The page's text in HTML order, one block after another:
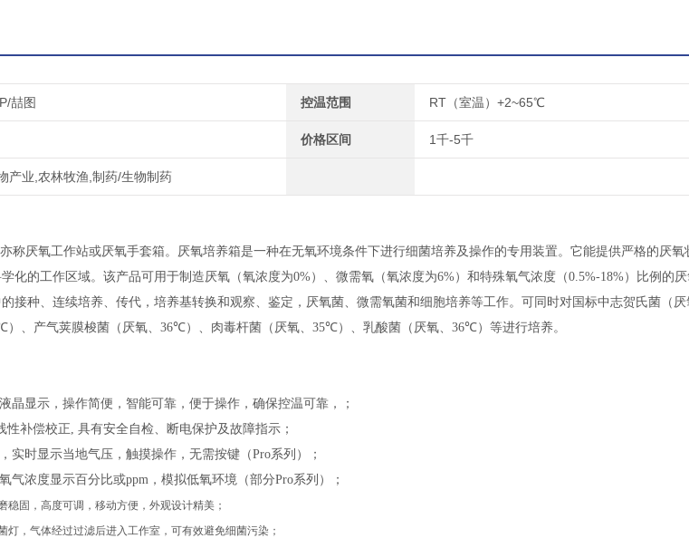
喆图 控温范围 RT（室温）+2~65℃
价格区间 1千-5千
产业,农林牧渔,制药/生物制药
亦称厌氧工作站或厌氧手套箱。厌氧培养箱是一种在无氧环境条件下进行细菌培养及操作的专用装置。它能提供严格的厌氧
化的工作区域。该产品可用于制造厌氧（氧浓度为0%）、微需氧（氧浓度为6%）和特殊氧气浓度（0.5%-18%）比例的
接种、连续培养、传代，培养基转换和观察、鉴定 ， 厌氧菌、微需氧菌和细胞培养等工作。可同时对国标中志贺氏菌（厌
）、产气荚膜梭菌（厌氧、 36℃）、肉毒杆菌（厌氧、 35℃） 、 乳酸菌（厌氧、 36℃） 等进行培养。
液晶显示 ， 操作简便 ， 智能可靠 ， 便于操作 ， 确保控温可靠，
；
性补偿校正, 具有安全自检、 断电保护及故障指示 ；
，实时显示当地气压，触摸操作，无需按键 （Pro系列 ）
；
氧气浓度显示百分比或ppm ， 模拟低氧环境 （部分Pro系列 ） ；
稳固，高度可调，移动方便，外观设计精美；
灯 ， 气体经过过滤后进入工作室 ， 可有效避免细菌污染；